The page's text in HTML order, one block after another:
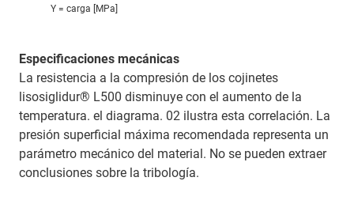
Y = carga [MPa]
Especificaciones mecánicas
La resistencia a la compresión de los cojinetes
lisosiglidur® L500 disminuye con el aumento de la
temperatura. el diagrama. 02 ilustra esta correlación. La
presión superficial máxima recomendada representa un
parámetro mecánico del material. No se pueden extraer
conclusiones sobre la tribología.